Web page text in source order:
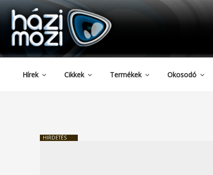
Tartalomhoz
HAZIMOZI
Hírek Cikkek Termékek Okosodó
HIRDETÉS